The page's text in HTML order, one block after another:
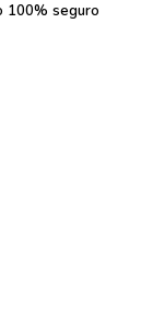
100% seguro